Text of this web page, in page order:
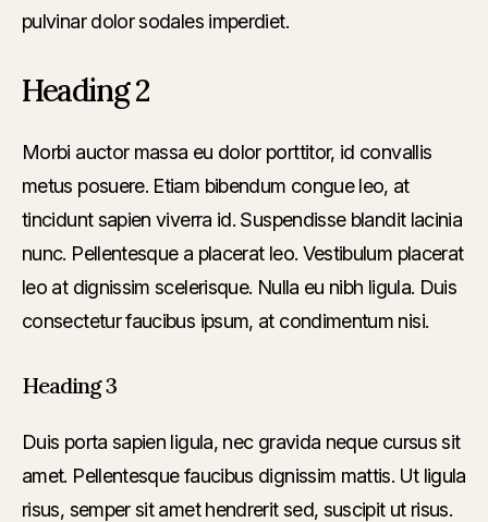
pulvinar dolor sodales imperdiet.
Heading 2
Morbi auctor massa eu dolor porttitor, id convallis
metus posuere. Etiam bibendum congue leo, at
tincidunt sapien viverra id. Suspendisse blandit lacinia
nunc. Pellentesque a placerat leo. Vestibulum placerat
leo at dignissim scelerisque. Nulla eu nibh ligula. Duis
consectetur faucibus ipsum, at condimentum nisi.
Heading 3
Duis porta sapien ligula, nec gravida neque cursus sit
amet. Pellentesque faucibus dignissim mattis. Ut ligula
risus, semper sit amet hendrerit sed, suscipit ut risus.